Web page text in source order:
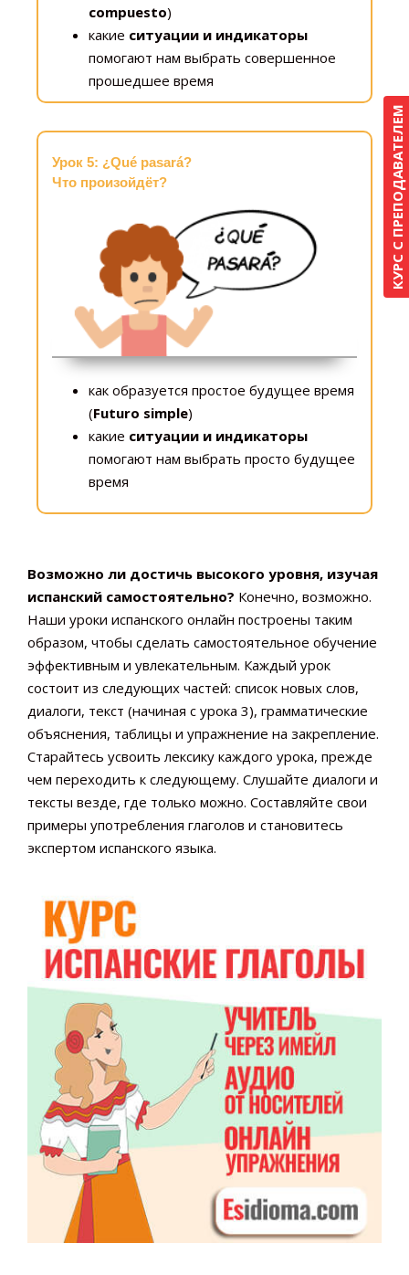
КУРС С ПРЕПОДАВАТЕЛЕМ
compuesto)
какие ситуации и индикаторы
помогают нам выбрать совершенное
прошедшее время
Урок 5: ¿Qué pasará?
Что произойдёт?
как образуется простое будущее время
(Futuro simple)
какие ситуации и индикаторы
помогают нам выбрать просто будущее
время
Возможно ли достичь высокого уровня, изучая
испанский самостоятельно? Конечно, возможно.
Наши уроки испанского онлайн построены таким
образом, чтобы сделать самостоятельное обучение
эффективным и увлекательным. Каждый урок
состоит из следующих частей: список новых слов,
диалоги, текст (начиная с урока 3), грамматические
объяснения, таблицы и упражнение на закрепление.
Старайтесь усвоить лексику каждого урока, прежде
чем переходить к следующему. Слушайте диалоги и
тексты везде, где только можно. Составляйте свои
примеры употребления глаголов и становитесь
экспертом испанского языка.